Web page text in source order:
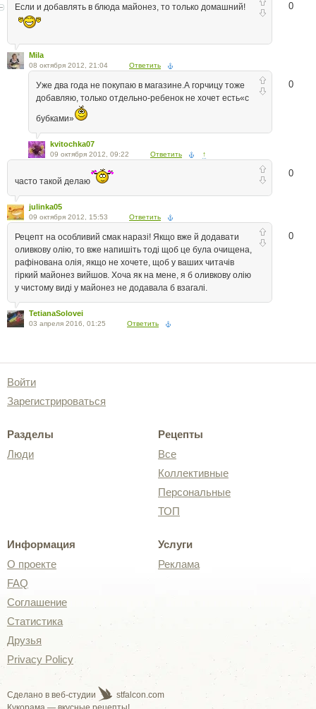
0
Если и добавлять в блюда майонез, то только домашний!
Mila
08 октября 2012, 21:04 Ответить
0
Уже два года не покупаю в магазине.А горчицу тоже
добавляю, только отдельно-ребенок не хочет есть«с
бубками»
kvitochka07
09 октября 2012, 09:22 Ответить ↑
0
часто такой делаю
julinka05
09 октября 2012, 15:53 Ответить
0
Рецепт на особливий смак наразі! Якщо вже й додавати
оливкову олію, то вже напишіть тоді щоб це була очищена,
рафінована олія, якщо не хочете, щоб у ваших читачів
гіркий майонез вийшов. Хоча як на мене, я б оливкову олію
у чистому виді у майонез не додавала б взагалі.
TetianaSolovei
03 апреля 2016, 01:25 Ответить
Войти
Зарегистрироваться
Разделы
Люди
Рецепты
Все
Коллективные
Персональные
ТОП
Информация
О проекте
FAQ
Соглашение
Статистика
Друзья
Privacy Policy
Услуги
Реклама
Сделано в веб-студии
stfalcon.com